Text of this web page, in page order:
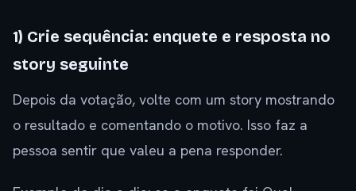
1) Crie sequência: enquete e resposta no
story seguinte
Depois da votação, volte com um story mostrando
o resultado e comentando o motivo. Isso faz a
pessoa sentir que valeu a pena responder.